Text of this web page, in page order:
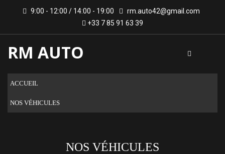
9:00 - 12:00 / 14:00 - 19:00
rm.auto42@gmail.com
+33 7 85 91 63 39
RM AUTO
ACCUEIL
NOS VÉHICULES
NOS VÉHICULES